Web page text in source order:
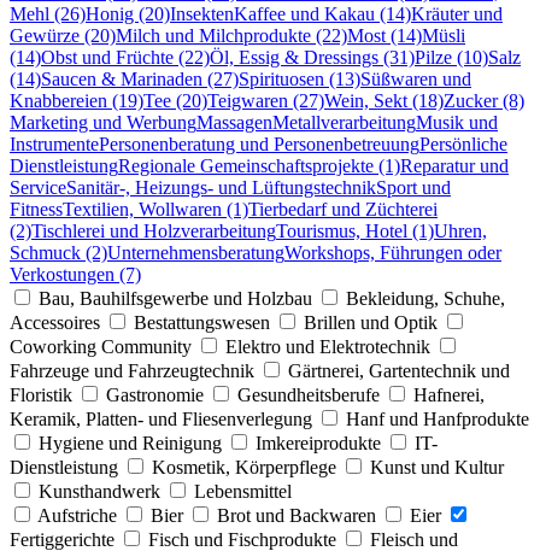
Mehl (26)Honig (20)InsektenKaffee und Kakau (14)Kräuter und
Gewürze (20)Milch und Milchprodukte (22)Most (14)Müsli
(14)Obst und Früchte (22)Öl, Essig & Dressings (31)Pilze (10)Salz
(14)Saucen & Marinaden (27)Spirituosen (13)Süßwaren und
Knabbereien (19)Tee (20)Teigwaren (27)Wein, Sekt (18)Zucker (8)
Marketing und WerbungMassagenMetallverarbeitungMusik und
InstrumentePersonenberatung und PersonenbetreuungPersönliche
DienstleistungRegionale Gemeinschaftsprojekte (1)Reparatur und
ServiceSanitär-, Heizungs- und LüftungstechnikSport und
FitnessTextilien, Wollwaren (1)Tierbedarf und Züchterei
(2)Tischlerei und HolzverarbeitungTourismus, Hotel (1)Uhren,
Schmuck (2)UnternehmensberatungWorkshops, Führungen oder
Verkostungen (7)
Bau, Bauhilfsgewerbe und Holzbau
Bekleidung, Schuhe,
Accessoires
Bestattungswesen
Brillen und Optik
Coworking Community
Elektro und Elektrotechnik
Fahrzeuge und Fahrzeugtechnik
Gärtnerei, Gartentechnik und
Floristik
Gastronomie Gesundheitsberufe
Hafnerei,
Keramik, Platten- und Fliesenverlegung
Hanf und Hanfprodukte
Hygiene und Reinigung
Imkereiprodukte
IT-
Dienstleistung
Kosmetik, Körperpflege
Kunst und Kultur
Kunsthandwerk
Lebensmittel
Aufstriche
Bier Brot und Backwaren
Eier
Fertiggerichte
Fisch und Fischprodukte
Fleisch und